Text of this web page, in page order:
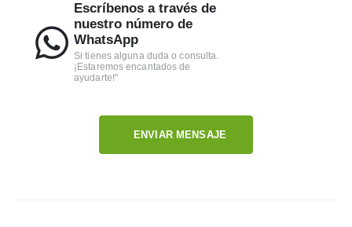
Escríbenos a través de
nuestro número de
WhatsApp
Si tienes alguna duda o consulta.
¡Estaremos encantados de
ayudarte!"
ENVIAR MENSAJE